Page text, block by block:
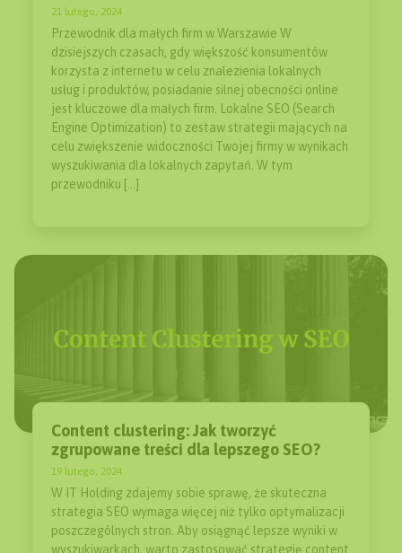
21 lutego, 2024
Przewodnik dla małych firm w Warszawie W
dzisiejszych czasach, gdy większość konsumentów
korzysta z internetu w celu znalezienia lokalnych
usług i produktów, posiadanie silnej obecności online
jest kluczowe dla małych firm. Lokalne SEO (Search
Engine Optimization) to zestaw strategii mających na
celu zwiększenie widoczności Twojej firmy w wynikach
wyszukiwania dla lokalnych zapytań. W tym
przewodniku […]
Content clustering: Jak tworzyć
zgrupowane treści dla lepszego SEO?
19 lutego, 2024
W IT Holding zdajemy sobie sprawę, że skuteczna
strategia SEO wymaga więcej niż tylko optymalizacji
poszczególnych stron. Aby osiągnąć lepsze wyniki w
wyszukiwarkach, warto zastosować strategię content